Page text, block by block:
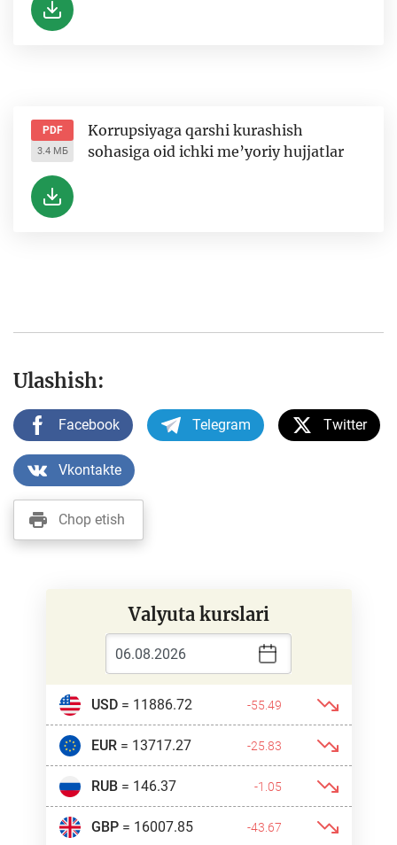
PDF
3.4 МБ
Korrupsiyaga qarshi kurashish
sohasiga oid ichki me’yoriy hujjatlar
Ulashish:
Facebook Telegram Twitter
Vkontakte
Chop etish
Valyuta kurslari
USD= 11886.72 -55.49
EUR= 13717.27 -25.83
RUB= 146.37 -1.05
GBP= 16007.85 -43.67